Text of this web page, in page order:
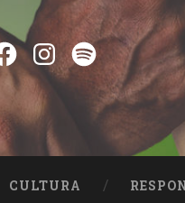
instagram
Spotify
CULTURA